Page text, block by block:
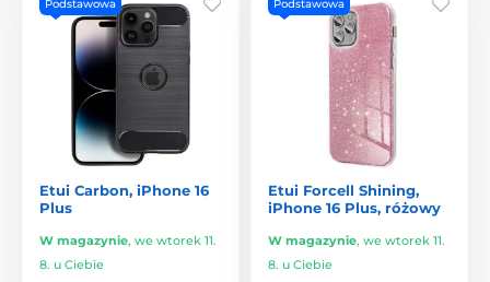
Podstawowa
Etui Carbon, iPhone 16
Plus
W magazynie, we wtorek 11.
8. u Ciebie
Podstawowa
Etui Forcell Shining,
iPhone 16 Plus, różowy
W magazynie, we wtorek 11.
8. u Ciebie